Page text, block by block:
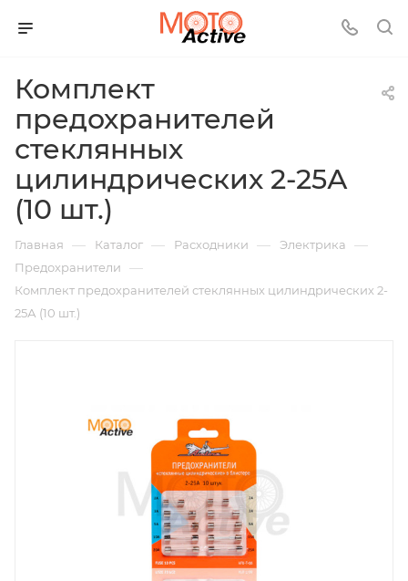
Комплект
предохранителей
стеклянных
цилиндрических 2-25А
(10 шт.)
Главная — Каталог — Расходники — Электрика —
Предохранители —
Комплект предохранителей стеклянных цилиндрических 2-
25А (10 шт.)